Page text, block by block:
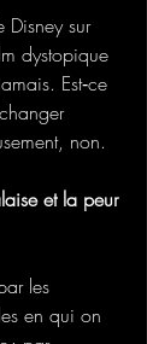
Disney sur
dystopique
Est‑ce
non.
et la peur
les
en qui on